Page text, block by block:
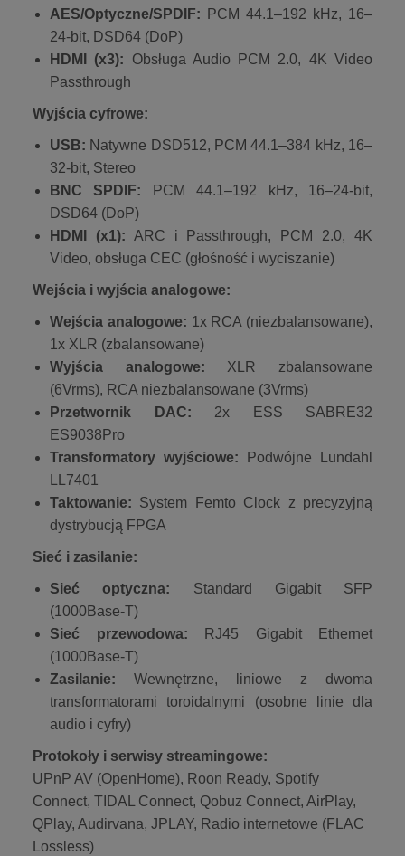
AES/Optyczne/SPDIF: PCM 44.1–192 kHz, 16–
24-bit, DSD64 (DoP)
HDMI (x3): Obsługa Audio PCM 2.0, 4K Video
Passthrough
Wyjścia cyfrowe:
USB: Natywne DSD512, PCM 44.1–384 kHz, 16–
32-bit, Stereo
BNC SPDIF: PCM 44.1–192 kHz, 16–24-bit,
DSD64 (DoP)
HDMI (x1): ARC i Passthrough, PCM 2.0, 4K
Video, obsługa CEC (głośność i wyciszanie)
Wejścia i wyjścia analogowe:
Wejścia analogowe: 1x RCA (niezbalansowane),
1x XLR (zbalansowane)
Wyjścia analogowe: XLR zbalansowane
(6Vrms), RCA niezbalansowane (3Vrms)
Przetwornik DAC: 2x ESS SABRE32
ES9038Pro
Transformatory wyjściowe: Podwójne Lundahl
LL7401
Taktowanie: System Femto Clock z precyzyjną
dystrybucją FPGA
Sieć i zasilanie:
Sieć optyczna: Standard Gigabit SFP
(1000Base-T)
Sieć przewodowa: RJ45 Gigabit Ethernet
(1000Base-T)
Zasilanie: Wewnętrzne, liniowe z dwoma
transformatorami toroidalnymi (osobne linie dla
audio i cyfry)
Protokoły i serwisy streamingowe:
UPnP AV (OpenHome), Roon Ready, Spotify
Connect, TIDAL Connect, Qobuz Connect, AirPlay,
QPlay, Audirvana, JPLAY, Radio internetowe (FLAC
Lossless)